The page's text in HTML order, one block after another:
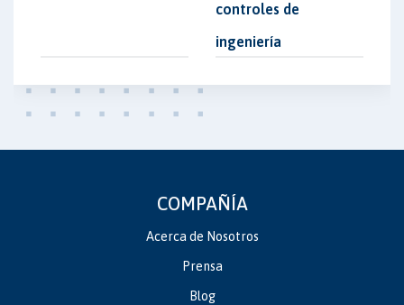
controles de
ingeniería
COMPAÑÍA
Acerca de Nosotros
Prensa
Blog